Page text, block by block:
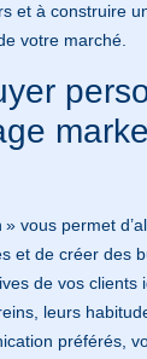
et à construire
votre marché.
vous permet
et de créer des
de vos clients
leurs
préférés,